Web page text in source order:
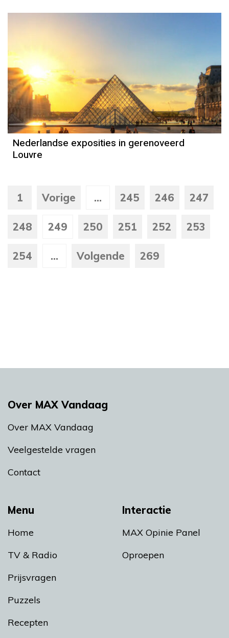
Nederlandse exposities in gerenoveerd
Louvre
1 Vorige ... 245 246 247
248 249 250 251 252 253
254 ... Volgende 269
Menu
Home
TV & Radio
Prijsvragen
Puzzels
Recepten
Interactie
MAX Opinie Panel
Oproepen
Over MAX Vandaag
Over MAX Vandaag
Veelgestelde vragen
Contact